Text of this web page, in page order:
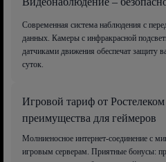
Современная система наблюдения с
данных. Камеры с инфракрасной
датчиками движения обеспечат защиту
суток.
Игровой тариф от Ростелеком
преимущества для геймеров
Молниеносное интернет-соединение с
игровым серверам. Приятные бонусы: